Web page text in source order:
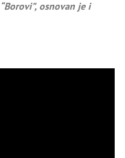
osnovan je i